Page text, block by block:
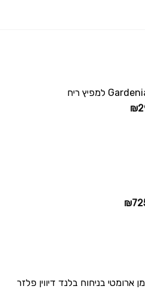
₪המחיר
₪המחיר
ארומטי בניחוח בלנד דיווין פלזר